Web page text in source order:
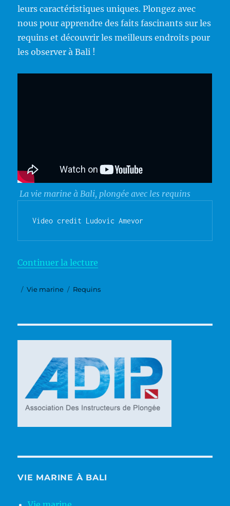
leurs caractéristiques uniques. Plongez avec
nous pour apprendre des faits fascinants sur les
requins et découvrir les meilleurs endroits pour
les observer à Bali !
La vie marine à Bali, plongée avec les requins
Video credit Ludovic Amevor
Continuer la lecture
Publié
Catégories
Vie marine Étiquettes
Requins
VIE MARINE À BALI